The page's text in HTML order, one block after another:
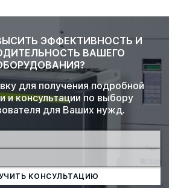
ЭФФЕКТИВНОСТЬ И
ВАШЕГО
для получения подробной
и консультации по выбору
для Ваших нужд.
КОНСУЛЬТАЦИЮ